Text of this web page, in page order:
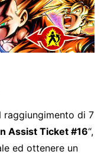
raggiungimento di 7
Assist Ticket #16“,
ed ottenere un